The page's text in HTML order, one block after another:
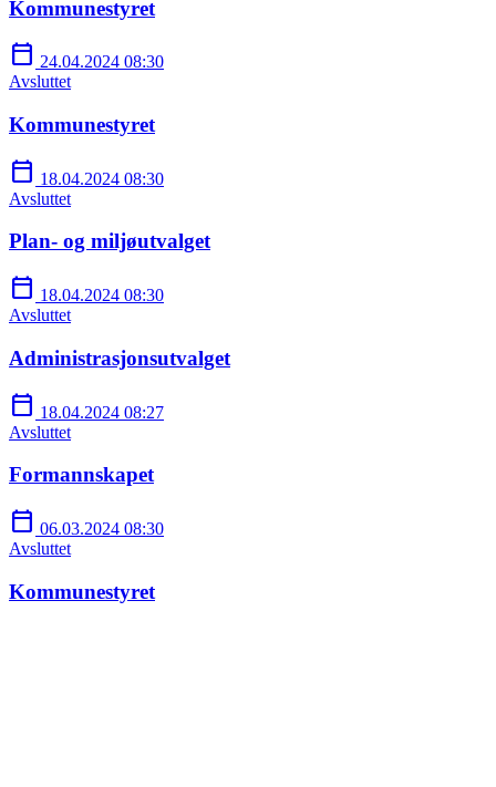
Kommunestyret
calendar_today 24.04.2024 08:30
Avsluttet
Kommunestyret
calendar_today 18.04.2024 08:30
Avsluttet
Plan- og miljøutvalget
calendar_today 18.04.2024 08:30
Avsluttet
Administrasjonsutvalget
calendar_today 18.04.2024 08:27
Avsluttet
Formannskapet
calendar_today 06.03.2024 08:30
Avsluttet
Kommunestyret